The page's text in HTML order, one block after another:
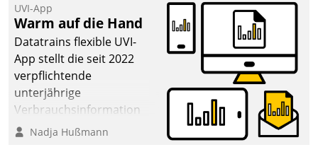
UVI-App
Warm auf die Hand
Datatrains flexible UVI-
App stellt die seit 2022
verpflichtende
unterjährige
Verbrauchsinformation
schnell, zuverlässig und
Nadja Hußmann